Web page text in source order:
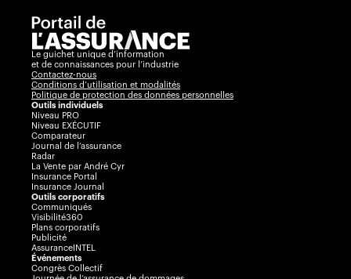
Le guichet unique d’information
et de connaissances pour l’industrie
Contactez-nous
Conditions d’utilisation et modalités
Politique de protection des données personnelles
Outils individuels
Niveau PRO
Niveau EXÉCUTIF
Comparateur
Journal de l’assurance
Radar
La Vente par André Cyr
Insurance Portal
Insurance Journal
Outils corporatifs
Communiqués
Visibilité360
Plans corporatifs
Publicité
AssuranceINTEL
Événements
Congrès Collectif